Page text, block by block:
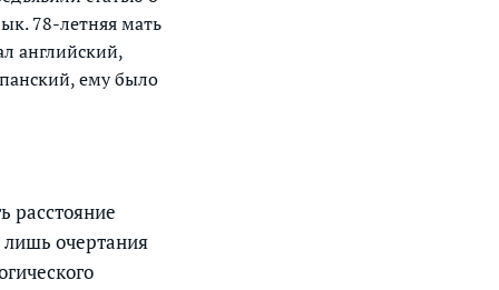
78-летняя мать
английский,
ему было
расстояние
лишь очертания